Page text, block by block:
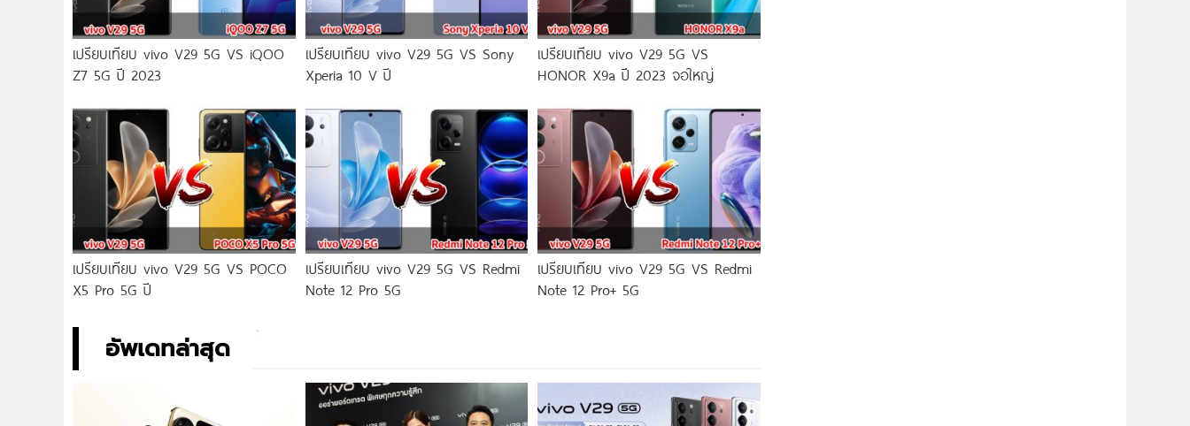
เปรียบเทียบ vivo V29 5G VS iQOO
Z7 5G ปี 2023
เปรียบเทียบ vivo V29 5G VS Sony
Xperia 10 V ปี
เปรียบเทียบ vivo V29 5G VS
HONOR X9a ปี 2023 จอใหญ่
เปรียบเทียบ vivo V29 5G VS POCO
X5 Pro 5G ปี
เปรียบเทียบ vivo V29 5G VS Redmi
Note 12 Pro 5G
เปรียบเทียบ vivo V29 5G VS Redmi
Note 12 Pro+ 5G
อัพเดทล่าสุด